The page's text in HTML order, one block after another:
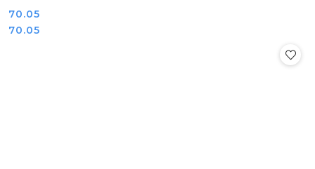
Cena:
70.05
Cena:
70.05